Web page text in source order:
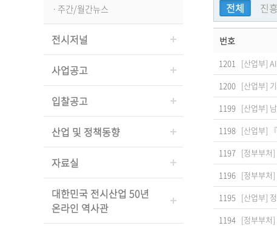
ㆍ주간/월간뉴스
전시저널
사업공고
입찰공고
산업 및 정책동향
자료실
대한민국 전시산업 50년
온라인 역사관
전체 진
번호
1201 [산업부]
1200 [산업부]
1199 [산업부]
1198 [산업부]
1197 [정부부처]
1196 [정부부처]
1195 [산업부]
1194 [정부부처]